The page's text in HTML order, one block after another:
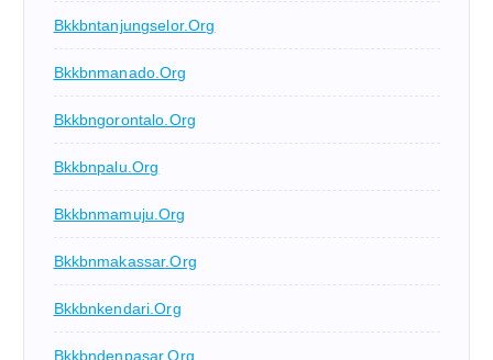
Bkkbntanjungselor.org
Bkkbnmanado.org
Bkkbngorontalo.org
Bkkbnpalu.org
Bkkbnmamuju.org
Bkkbnmakassar.org
Bkkbnkendari.org
Bkkbndenpasar.org